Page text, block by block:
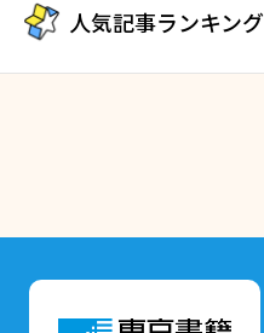
人気記事ランキング